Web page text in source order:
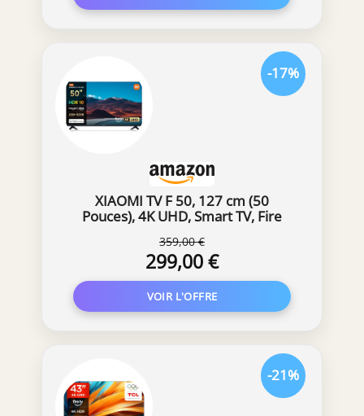
XIAOMI TV F 50, 127 cm (50
Pouces), 4K UHD, Smart TV, Fire
MEMC, 60Hz avec 120Hz Game
Boost Mode, 2Go+32Go,
Compatible avec Apple AirPlay
359,00 €
299,00 €
-17%
-21%